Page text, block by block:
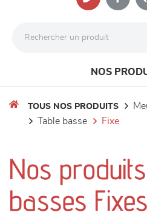
NOS
séjours
meubles de complément
TOUS NOS PRODUITS
table basse
fixe
Nos
basses Fixes